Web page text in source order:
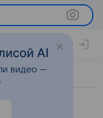
AI
видео —